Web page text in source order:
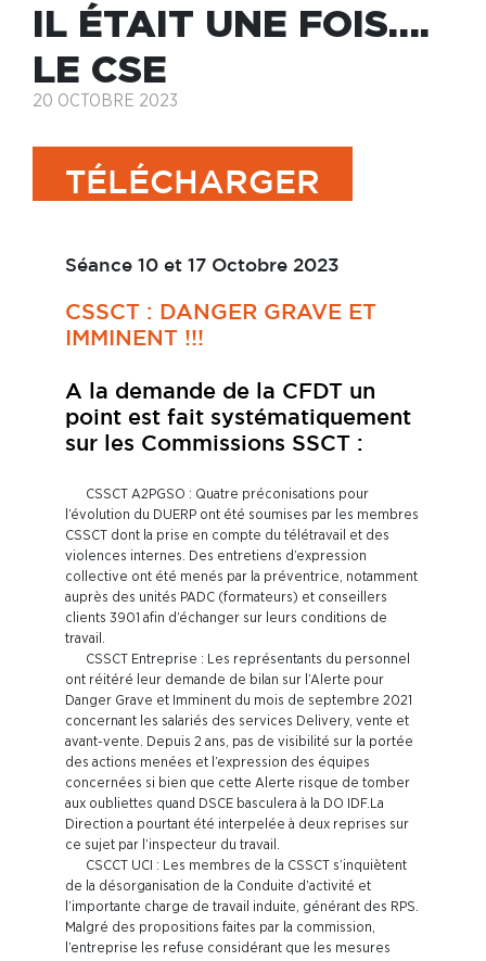
IL ÉTAIT UNE FOIS….
LE CSE
20 OCTOBRE 2023
TÉLÉCHARGER
Séance 10 et 17 Octobre 2023
CSSCT : DANGER GRAVE ET
IMMINENT !!!
A la demande de la CFDT un
point est fait systématiquement
sur les Commissions SSCT :
CSSCT A2PGSO : Quatre préconisations pour
l’évolution du DUERP ont été soumises par les membres
CSSCT dont la prise en compte du télétravail et des
violences internes. Des entretiens d’expression
collective ont été menés par la préventrice, notamment
auprès des unités PADC (formateurs) et conseillers
clients 3901 afin d’échanger sur leurs conditions de
travail.
CSSCT Entreprise : Les représentants du personnel
ont réitéré leur demande de bilan sur l’Alerte pour
Danger Grave et Imminent du mois de septembre 2021
concernant les salariés des services Delivery, vente et
avant-vente. Depuis 2 ans, pas de visibilité sur la portée
des actions menées et l’expression des équipes
concernées si bien que cette Alerte risque de tomber
aux oubliettes quand DSCE basculera à la DO IDF.La
Direction a pourtant été interpelée à deux reprises sur
ce sujet par l’inspecteur du travail.
CSCCT UCI : Les membres de la CSSCT s’inquiètent
de la désorganisation de la Conduite d’activité et
l’importante charge de travail induite, générant des RPS.
Malgré des propositions faites par la commission,
l’entreprise les refuse considérant que les mesures